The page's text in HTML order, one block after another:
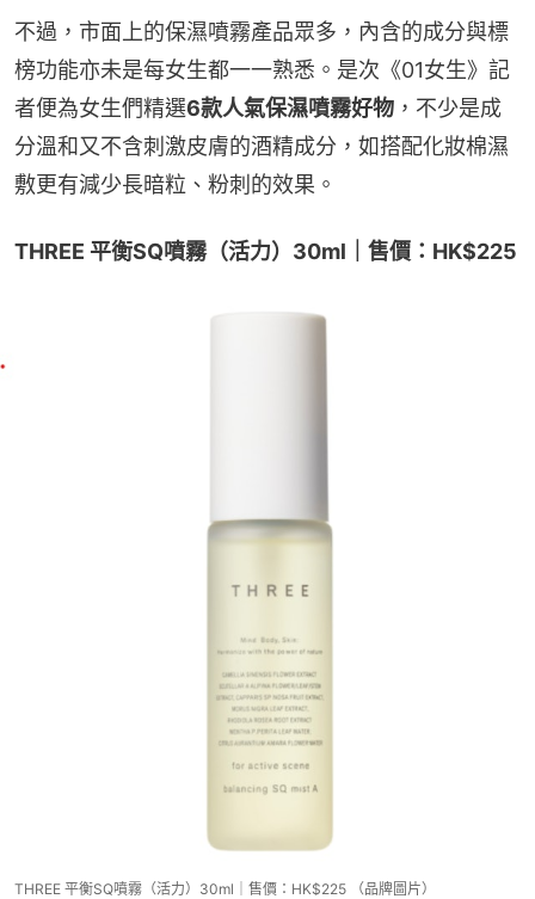
不過，市面上的保濕噴霧產品眾多，內含的成分與標
榜功能亦未是每女生都一一熟悉。是次《01女生》記
者便為女生們精選6款人氣保濕噴霧好物 ，不少是成
分溫和又不含刺激皮膚的酒精成分，如搭配化妝棉濕
敷更有減少長暗粒、粉刺的效果。
THREE 平衡SQ噴霧（活力）30ml｜售價：HK$225
THREE 平衡SQ噴霧（活力）30ml｜售價：HK$225 （品牌圖片）